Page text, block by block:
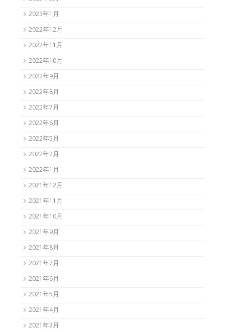
2023年1月
2022年12月
2022年11月
2022年10月
2022年9月
2022年8月
2022年7月
2022年6月
2022年5月
2022年2月
2022年1月
2021年12月
2021年11月
2021年10月
2021年9月
2021年8月
2021年7月
2021年6月
2021年5月
2021年4月
2021年3月